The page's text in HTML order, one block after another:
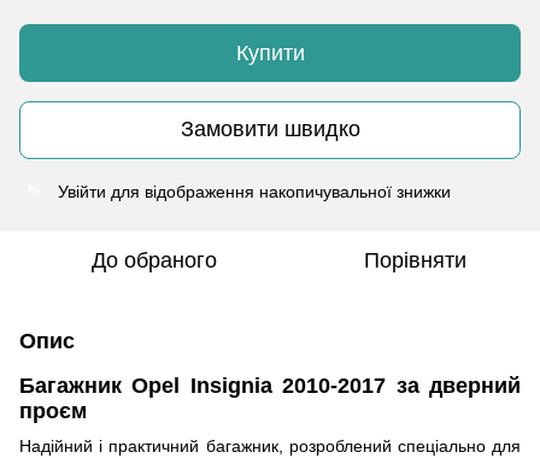
Купити
Замовити швидко
Увійти для відображення накопичувальної знижки
До обраного Порівняти
Опис
Багажник Opel Insignia 2010-2017 за дверний
проєм
Надійний і практичний багажник, розроблений спеціально для